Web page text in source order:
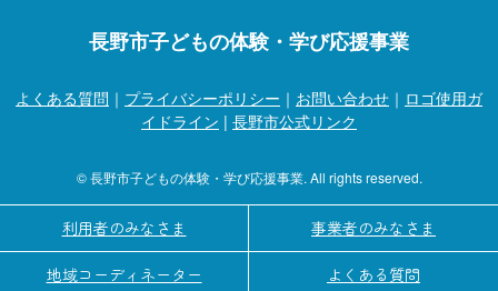
長野市子どもの体験・学び応援事業
よくある質問 ｜ プライバシーポリシー ｜ お問い合わせ ｜ ロゴ使用ガ
イドライン | 長野市公式リンク
© 長野市子どもの体験・学び応援事業. All rights reserved.
利用者のみなさま 事業者のみなさま
地域コーディネーター よくある質問